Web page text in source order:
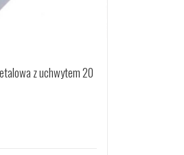
z uchwytem 20